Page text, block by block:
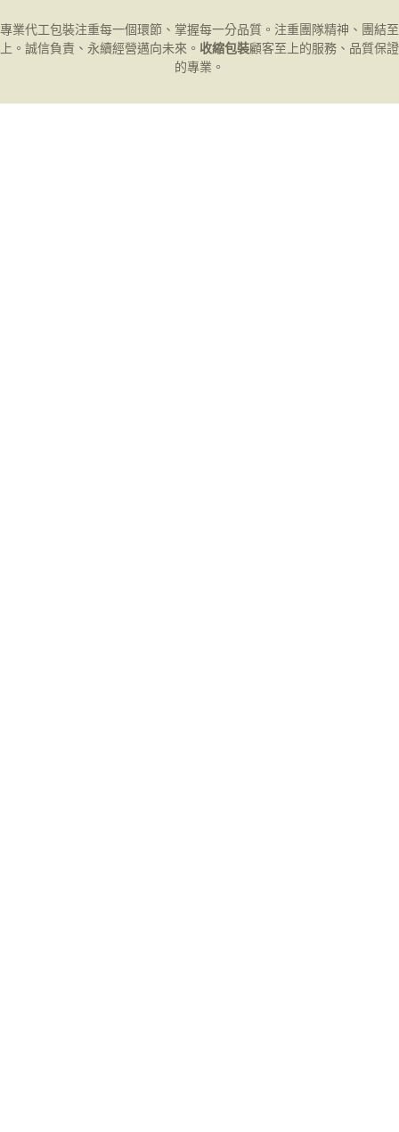
專業代工包裝注重每一個環節、掌握每一分品質。注重團隊精神、團結至
上。誠信負責、永續經營邁向未來。 收縮包裝顧客至上的服務、品質保證
的專業。